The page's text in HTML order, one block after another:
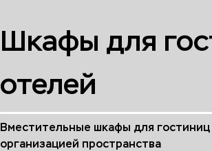
Шкафы для
отелей
Вместительные шкафы для
организацией пространства